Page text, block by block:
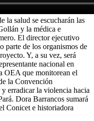
la salud se escucharán las
y la médica e
El director ejecutivo
parte de los organismos de
Y, a su vez, será
nacional en
OEA que monitorean el
la Convención
erradicar la violencia hacia
Dora Barrancos sumará
Conicet e historiadora